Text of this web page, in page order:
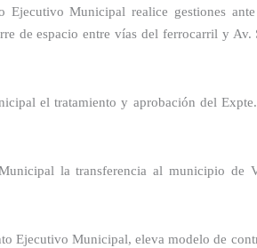
Ejecutivo Municipal realice gestiones
de espacio entre vías del ferrocarril y Av.
el tratamiento y aprobación del
la transferencia al municipio de
Ejecutivo Municipal, eleva modelo de